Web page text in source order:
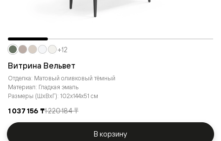
Витрина Вельвет
Отделка: Матовый оливковый тёмный
Материал: Гладкая эмаль
Размеры (ШxВxГ): 102x144x51 см
1 037 156 ₸1 220 184 ₸
+12
В корзину